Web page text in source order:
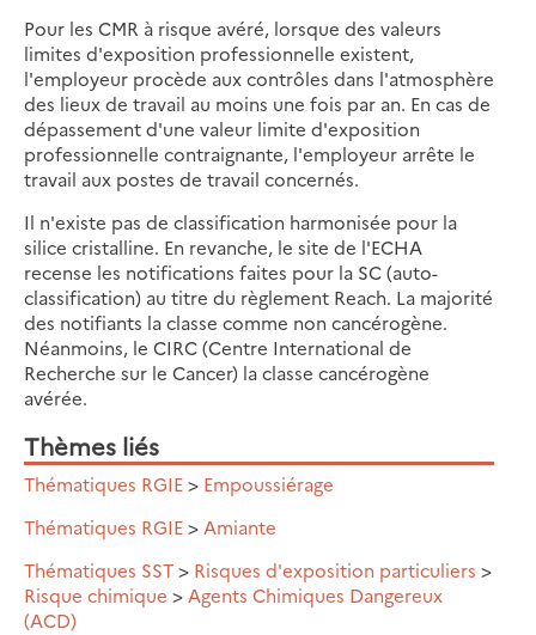
Pour les CMR à risque avéré, lorsque des valeurs
limites d'exposition professionnelle existent,
l'employeur procède aux contrôles dans l'atmosphère
des lieux de travail au moins une fois par an. En cas de
dépassement d'une valeur limite d'exposition
professionnelle contraignante, l'employeur arrête le
travail aux postes de travail concernés.
Il n'existe pas de classification harmonisée pour la
silice cristalline. En revanche, le site de l'ECHA
recense les notifications faites pour la SC (auto-
classification) au titre du règlement Reach. La majorité
des notifiants la classe comme non cancérogène.
Néanmoins, le CIRC (Centre International de
Recherche sur le Cancer) la classe cancérogène
avérée.
Thèmes liés
Thématiques RGIE> Empoussiérage
Thématiques RGIE>Amiante
Thématiques SST> Risques d'exposition particuliers >
Risque chimique >Agents Chimiques Dangereux
(ACD)